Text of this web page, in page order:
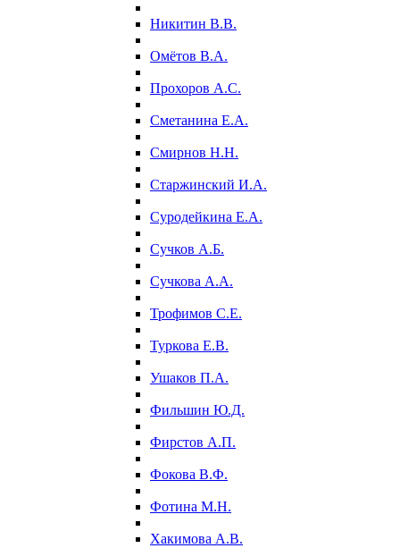
Никитин В.В.
Омётов В.А.
Прохоров А.С.
Сметанина Е.А.
Смирнов Н.Н.
Старжинский И.А.
Суродейкина Е.А.
Сучков А.Б.
Сучкова А.А.
Трофимов С.Е.
Туркова Е.В.
Ушаков П.А.
Фильшин Ю.Д.
Фирстов А.П.
Фокова В.Ф.
Фотина М.Н.
Хакимова А.В.